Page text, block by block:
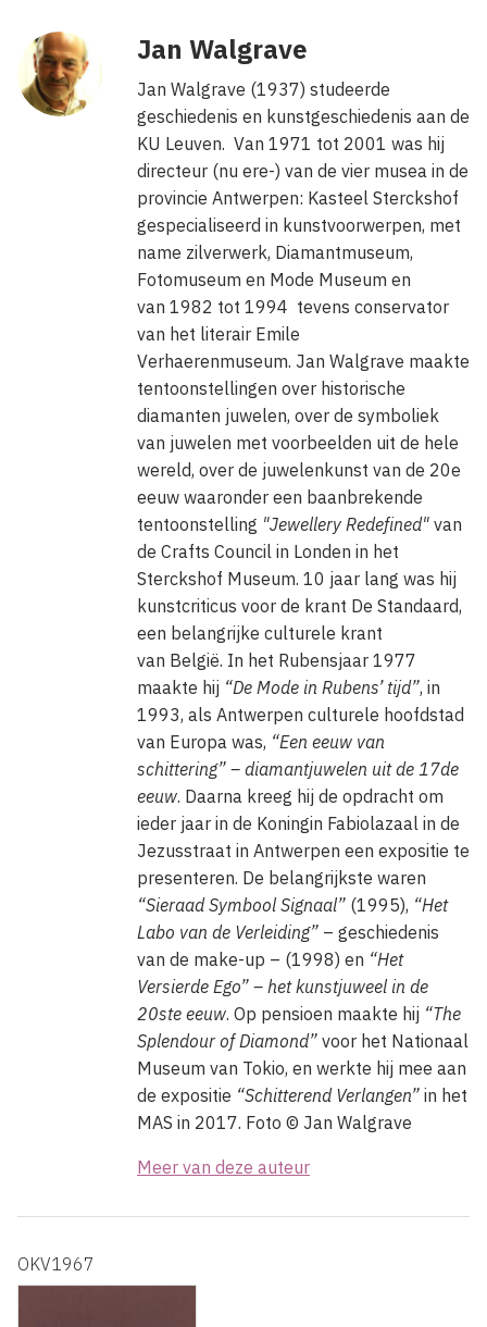
Jan Walgrave
Jan Walgrave (1937) studeerde
geschiedenis en kunstgeschiedenis aan de
KU Leuven. Van 1971 tot 2001 was hij
directeur (nu ere-) van de vier musea in de
provincie Antwerpen: Kasteel Sterckshof
gespecialiseerd in kunstvoorwerpen, met
name zilverwerk, Diamantmuseum,
Fotomuseum en Mode Museum en
van 1982 tot 1994 tevens conservator
van het literair Emile
Verhaerenmuseum. Jan Walgrave maakte
tentoonstellingen over historische
diamanten juwelen, over de symboliek
van juwelen met voorbeelden uit de hele
wereld, over de juwelenkunst van de 20e
eeuw waaronder een baanbrekende
tentoonstelling "Jewellery Redefined" van
de Crafts Council in Londen in het
Sterckshof Museum. 10 jaar lang was hij
kunstcriticus voor de krant De Standaard,
een belangrijke culturele krant
van België. In het Rubensjaar 1977
maakte hij “De Mode in Rubens’ tijd”, in
1993, als Antwerpen culturele hoofdstad
van Europa was, “Een eeuw van
schittering” – diamantjuwelen uit de 17de
eeuw. Daarna kreeg hij de opdracht om
ieder jaar in de Koningin Fabiolazaal in de
Jezusstraat in Antwerpen een expositie te
presenteren. De belangrijkste waren
“Sieraad Symbool Signaal” (1995), “Het
Labo van de Verleiding” – geschiedenis
van de make-up – (1998) en “Het
Versierde Ego” – het kunstjuweel in de
20ste eeuw. Op pensioen maakte hij “The
Splendour of Diamond” voor het Nationaal
Museum van Tokio, en werkte hij mee aan
de expositie “Schitterend Verlangen” in het
MAS in 2017. Foto © Jan Walgrave
Meer van deze auteur
OKV1967